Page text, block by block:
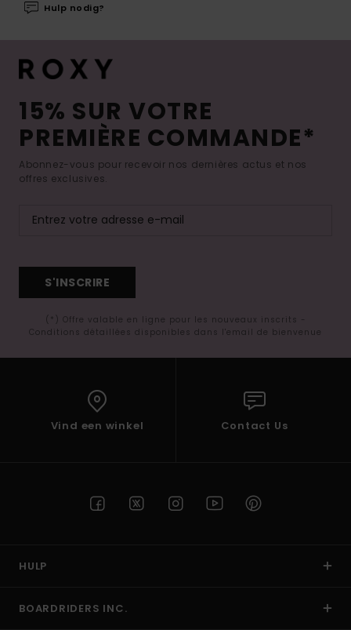
Hulp nodig?
15% SUR VOTRE
PREMIÈRE COMMANDE*
Abonnez-vous pour recevoir nos dernières actus et nos
offres exclusives.
S'INSCRIRE
(*) Offre valable en ligne pour les nouveaux inscrits -
Conditions détaillées disponibles dans l'email de bienvenue
Vind een winkel Contact Us
HULP
BOARDRIDERS INC.